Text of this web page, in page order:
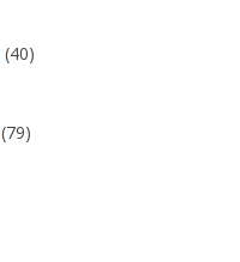
(40)
(79)